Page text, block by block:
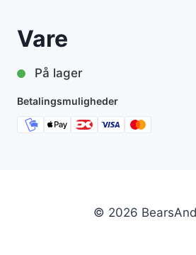
Vare
På lager
Betalingsmuligheder
© 2026